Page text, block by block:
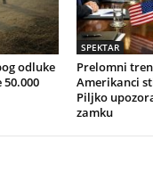
odluke
SPEKTAR
Prelomni
Amerikanci
Piljko
zamku